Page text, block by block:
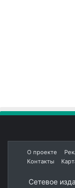
О проекте
Контакты
Сетевое